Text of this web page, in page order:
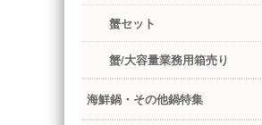
蟹セット
蟹/大容量業務用箱売り
海鮮鍋・その他鍋特集